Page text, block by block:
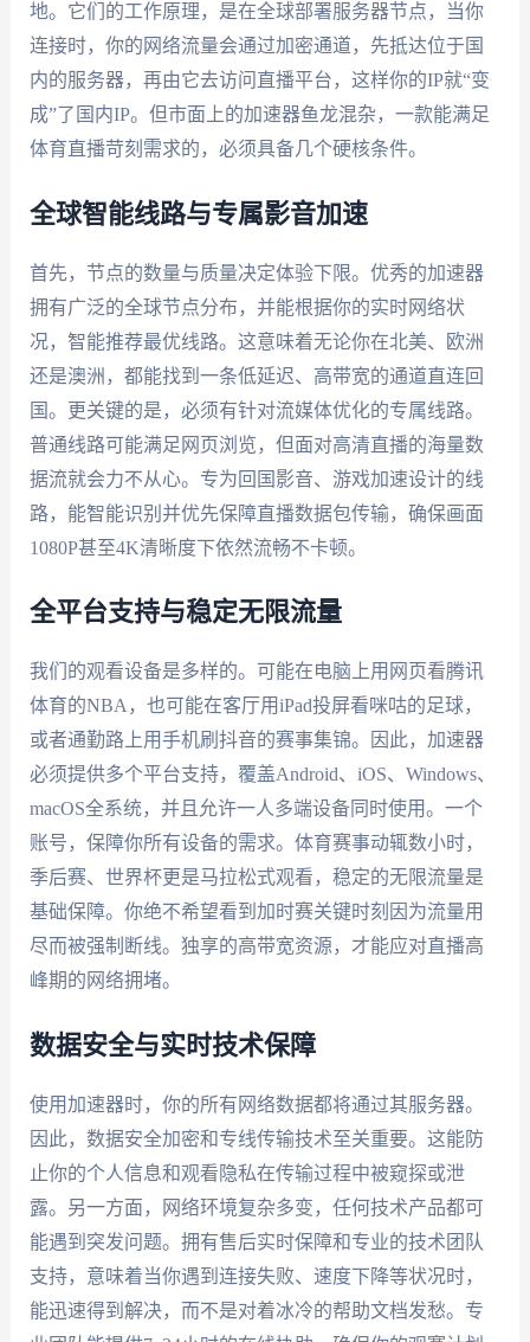
地。它们的工作原理，是在全球部署服务器节点，当你
连接时，你的网络流量会通过加密通道，先抵达位于国
内的服务器，再由它去访问直播平台，这样你的IP就“变
成”了国内IP。但市面上的加速器鱼龙混杂，一款能满足
体育直播苛刻需求的，必须具备几个硬核条件。
全球智能线路与专属影音加速
首先，节点的数量与质量决定体验下限。优秀的加速器
拥有广泛的全球节点分布，并能根据你的实时网络状
况，智能推荐最优线路。这意味着无论你在北美、欧洲
还是澳洲，都能找到一条低延迟、高带宽的通道直连回
国。更关键的是，必须有针对流媒体优化的专属线路。
普通线路可能满足网页浏览，但面对高清直播的海量数
据流就会力不从心。专为回国影音、游戏加速设计的线
路，能智能识别并优先保障直播数据包传输，确保画面
1080P甚至4K清晰度下依然流畅不卡顿。
全平台支持与稳定无限流量
我们的观看设备是多样的。可能在电脑上用网页看腾讯
体育的NBA，也可能在客厅用iPad投屏看咪咕的足球，
或者通勤路上用手机刷抖音的赛事集锦。因此，加速器
必须提供多个平台支持，覆盖Android、iOS、Windows、
macOS全系统，并且允许一人多端设备同时使用。一个
账号，保障你所有设备的需求。体育赛事动辄数小时，
季后赛、世界杯更是马拉松式观看，稳定的无限流量是
基础保障。你绝不希望看到加时赛关键时刻因为流量用
尽而被强制断线。独享的高带宽资源，才能应对直播高
峰期的网络拥堵。
数据安全与实时技术保障
使用加速器时，你的所有网络数据都将通过其服务器。
因此，数据安全加密和专线传输技术至关重要。这能防
止你的个人信息和观看隐私在传输过程中被窥探或泄
露。另一方面，网络环境复杂多变，任何技术产品都可
能遇到突发问题。拥有售后实时保障和专业的技术团队
支持，意味着当你遇到连接失败、速度下降等状况时，
能迅速得到解决，而不是对着冰冷的帮助文档发愁。专